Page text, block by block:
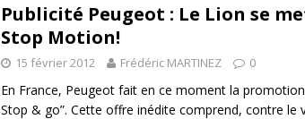
Publicité Peugeot : Le Lion se
Stop Motion!
15 février 2012 Frédéric MARTINEZ 0
En France, Peugeot fait en ce moment la
Stop & go”. Cette offre inédite comprend, contre le